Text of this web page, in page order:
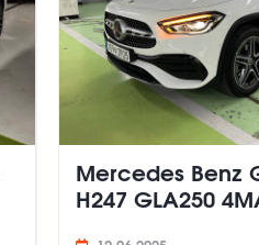
Mercedes Benz
H247 GLA250